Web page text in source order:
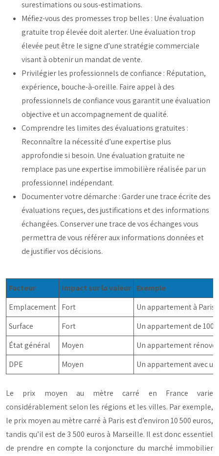
surestimations ou sous-estimations.
Méfiez-vous des promesses trop belles : Une évaluation
gratuite trop élevée doit alerter. Une évaluation trop
élevée peut être le signe d’une stratégie commerciale
visant à obtenir un mandat de vente.
Privilégier les professionnels de confiance : Réputation,
expérience, bouche-à-oreille. Faire appel à des
professionnels de confiance vous garantit une évaluation
objective et un accompagnement de qualité.
Comprendre les limites des évaluations gratuites :
Reconnaître la nécessité d’une expertise plus
approfondie si besoin. Une évaluation gratuite ne
remplace pas une expertise immobilière réalisée par un
professionnel indépendant.
Documenter votre démarche : Garder une trace écrite des
évaluations reçues, des justifications et des informations
échangées. Conserver une trace de vos échanges vous
permettra de vous référer aux informations données et
de justifier vos décisions.
Facteur Impact sur la valeur Exemple
Emplacement Fort
Un appartement à Paris
Surface
Fort
Un appartement de
État général
Moyen
Un appartement rénové
DPE
Moyen Un appartement avec un
Le prix moyen au mètre carré en France varie
considérablement selon les régions et les villes. Par exemple,
le prix moyen au mètre carré à Paris est d’environ 10 500 euros,
tandis qu’il est de 3 500 euros à Marseille. Il est donc essentiel
de prendre en compte la conjoncture du marché immobilier